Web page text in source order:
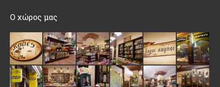
Ο χώρος μας